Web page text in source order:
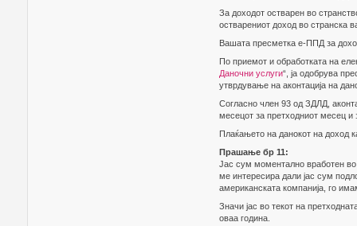
За доходот остварен во
остварениот доход во странска
Вашата пресметка е-ППД за
По приемот и обработката на
Даночни услуги“, ја одобрува
утврдување на аконтација на
Согласно член 93 од ЗДЛД,
месецот за претходниот месец и
Плаќањето на данокот на доход
Прашање бр 11:
Јас сум моментално вработен
ме интересира дали јас сум
американската компанија, го
Значи јас во текот на
оваа година.